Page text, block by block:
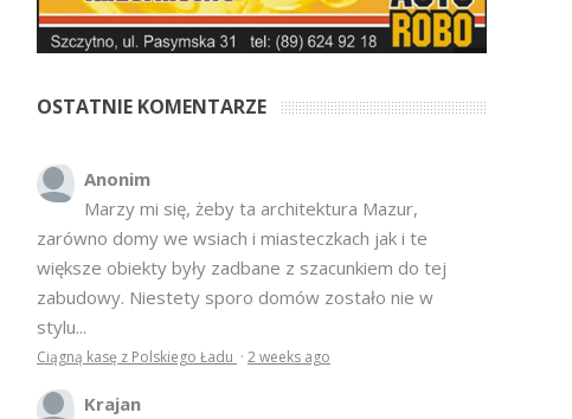
OSTATNIE KOMENTARZE
Anonim
Marzy mi się, żeby ta architektura Mazur,
zarówno domy we wsiach i miasteczkach jak i te
większe obiekty były zadbane z szacunkiem do tej
zabudowy. Niestety sporo domów zostało nie w
stylu...
Ciągną kasę z Polskiego Ładu · 2 weeks ago
Krajan